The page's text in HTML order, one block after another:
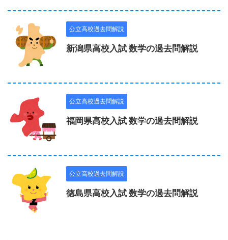
公立高校過去問解説
新潟県高校入試 数学の過去問解説
公立高校過去問解説
福岡県高校入試 数学の過去問解説
公立高校過去問解説
徳島県高校入試 数学の過去問解説